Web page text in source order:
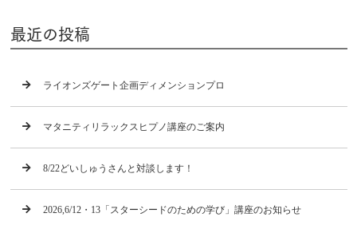
最近の投稿
ライオンズゲート企画ディメンションプロ
マタニティリラックスヒプノ講座のご案内
8/22どいしゅうさんと対談します！
2026,6/12・13「スターシードのための学び」講座のお知らせ